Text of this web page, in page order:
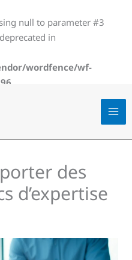
null to parameter #3
in
wordfence/wf-
des
d’expertise